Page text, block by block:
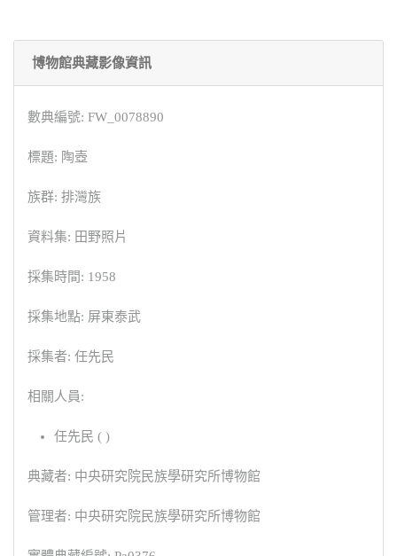
博物館典藏影像資訊
數典編號: FW_0078890
標題: 陶壺
族群: 排灣族
資料集: 田野照片
採集時間: 1958
採集地點: 屏東泰武
採集者: 任先民
相關人員:
任先民 ( )
典藏者: 中央研究院民族學研究所博物館
管理者: 中央研究院民族學研究所博物館